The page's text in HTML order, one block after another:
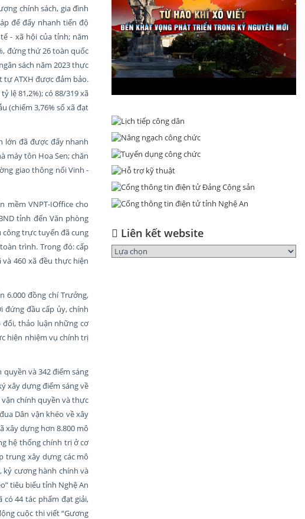
chính sách, gia đình
để đẩy nhanh tiến độ
- xã hội của tỉnh; năm
đứng thứ 26 toàn quốc
sách năm 2023 thực
tự ATXH được đảm bảo.
lệ 81,2%); có 88/319 xã
(chiếm 3,76% số xã đạt
lớn đã được đẩy nhanh
máy tôn Hoa Sen; chăn
giao thông nối Vinh -
VNPT-IOffice cho
tỉnh đến Văn phòng
công trực tuyến đã cung
trình. Trong đó: cấp
và 460 xã đều thực hiện
6.000 đồng chí Trưởng,
đứng đầu cấp ủy, chính
thảo luận những cơ
hiện nhiệm vụ chính trị
và 342 điểm sáng
xây dựng điểm sáng về
vận chính quyền và thực
Dân vận khéo về xây
xây dựng hơn 8.800 mô
hệ thống chính trị ở cơ
trung xây dựng các mô
kỷ cương hành chính và
tiêu biểu tỉnh Nghệ An
44 tác phẩm đạt giải,
cuộc thi viết “Gương
Liên kết website